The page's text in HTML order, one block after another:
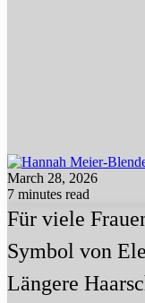
March 28, 2026
7 minutes read
Für viele
Symbol von
Längere